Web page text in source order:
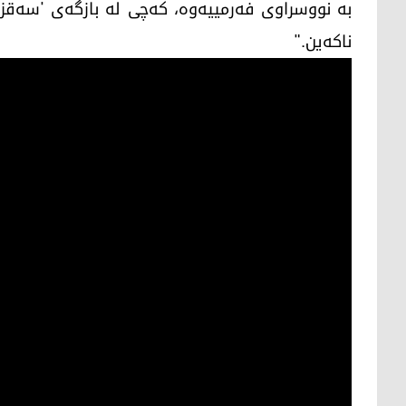
بە نووسراوی فەرمییەوە، کەچی لە بازگەی
ناکەین."